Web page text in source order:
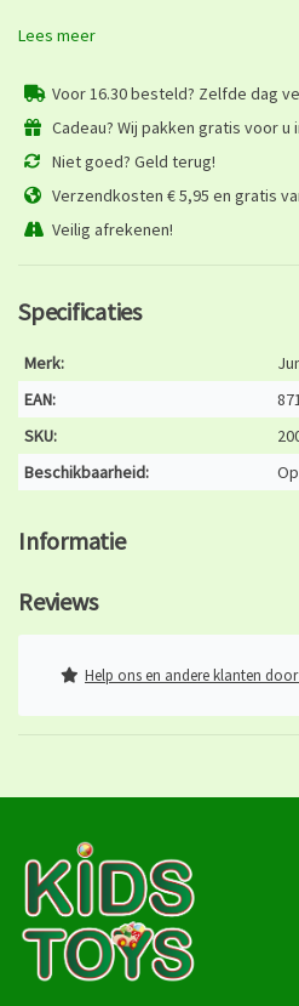
Lees meer
Voor 16.30 besteld? Zelfde dag
Cadeau? Wij pakken gratis voor u
Niet goed? Geld terug!
Verzendkosten € 5,95 en gratis
Veilig afrekenen!
Specificaties
Merk:
EAN:
SKU:
Beschikbaarheid:
Informatie
Reviews
Help ons en andere klanten